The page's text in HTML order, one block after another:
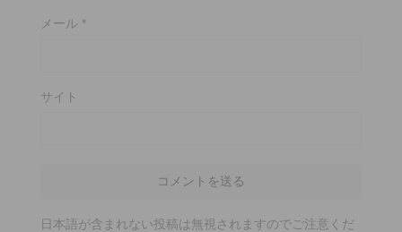
メール *
サイト
日本語が含まれない投稿は無視されますのでご注意くだ